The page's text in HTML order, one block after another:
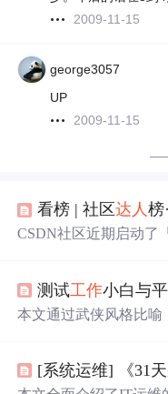
2009-11-15
george3057
UP
2009-11-15
看榜 | 社区达人榜
CSDN社区近期启动了
高质量内容，吸引了
分享，旨在打造更活跃
测试工作小白与
本文通过武侠风格比喻
验，更需保持积极心态
[系统运维] 《31